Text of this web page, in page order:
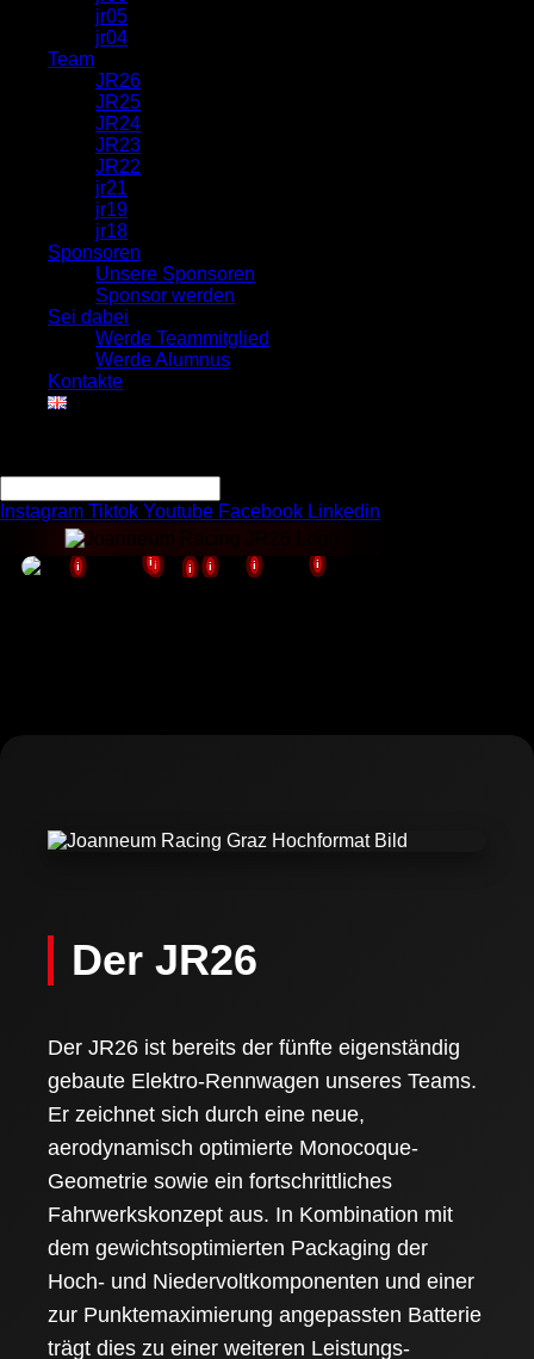
jr05
jr04
Team
JR26
JR25
JR24
JR23
JR22
jr21
jr19
jr18
Sponsoren
Unsere Sponsoren
Sponsor werden
Sei dabei
Werde Teammitglied
Werde Alumnus
Kontakte
Instagram Tiktok Youtube Facebook Linkedin
i i
i
i
i i
i
Der JR26
Der JR26 ist bereits der fünfte eigenständig
gebaute Elektro-Rennwagen unseres Teams.
Er zeichnet sich durch eine neue,
aerodynamisch optimierte Monocoque-
Geometrie sowie ein fortschrittliches
Fahrwerkskonzept aus. In Kombination mit
dem gewichtsoptimierten Packaging der
Hoch- und Niedervoltkomponenten und einer
zur Punktemaximierung angepassten Batterie
trägt dies zu einer weiteren Leistungs-